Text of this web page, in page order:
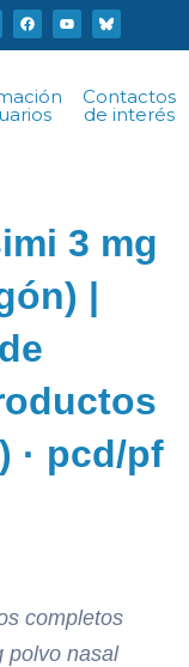
F
a
c
o
k
Y
o
u
Contactos
de interés
3 mg
|
· pcd/pf
completos
polvo nasal